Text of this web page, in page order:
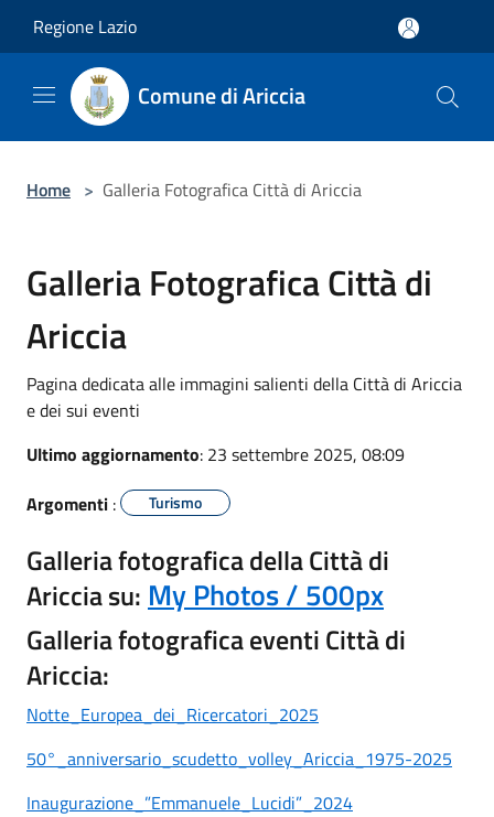
Regione Lazio
Comune di Ariccia
Home > Galleria Fotografica Città di Ariccia
Galleria Fotografica Città di
Ariccia
Pagina dedicata alle immagini salienti della Città di Ariccia
e dei sui eventi
Ultimo aggiornamento: 23 settembre 2025, 08:09
Argomenti : Turismo
Galleria fotografica della Città di
Ariccia su: My Photos / 500px
Galleria fotografica eventi Città di
Ariccia:
Notte_Europea_dei_Ricercatori_2025
50°_anniversario_scudetto_volley_Ariccia_1975-2025
Inaugurazione_”Emmanuele_Lucidi”_2024